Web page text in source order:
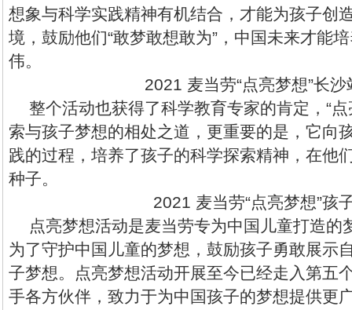
想象与科学实践精神有机结合，才能为孩子创
境，鼓励他们“敢梦敢想敢为”，中国未来才能
伟。
2021 麦当劳“点亮梦想”长沙
整个活动也获得了科学教育专家的肯定，“
索与孩子梦想的相处之道，更重要的是，它向
践的过程，培养了孩子的科学探索精神，在他
种子。
2021 麦当劳“点亮梦想”孩
点亮梦想活动是麦当劳专为中国儿童打造的
为了守护中国儿童的梦想，鼓励孩子勇敢展示
子梦想。点亮梦想活动开展至今已经走入第五
手各方伙伴，致力于为中国孩子的梦想提供更